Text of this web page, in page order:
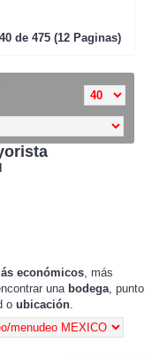
de 475 (12 Paginas)
económicos, más
una bodega, punto
o ubicación.